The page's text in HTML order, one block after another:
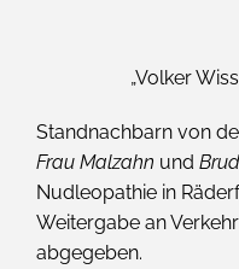
„Volker
Standnachbarn von
Frau Malzahn und
Nudleopathie in
Weitergabe an
abgegeben.